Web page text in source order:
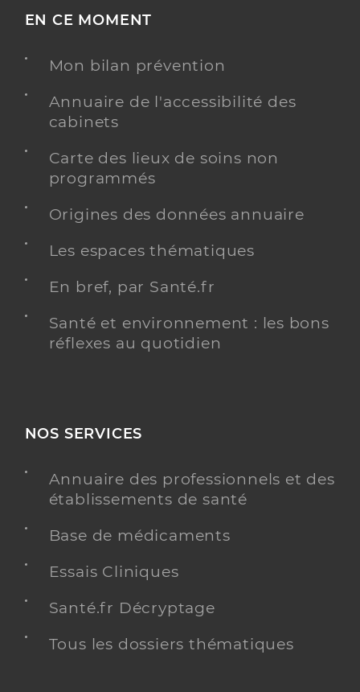
EN CE MOMENT
Mon bilan prévention
Annuaire de l'accessibilité des
cabinets
Carte des lieux de soins non
programmés
Origines des données annuaire
Les espaces thématiques
En bref, par Santé.fr
Santé et environnement : les bons
réflexes au quotidien
NOS SERVICES
Annuaire des professionnels et des
établissements de santé
Base de médicaments
Essais Cliniques
Santé.fr Décryptage
Tous les dossiers thématiques